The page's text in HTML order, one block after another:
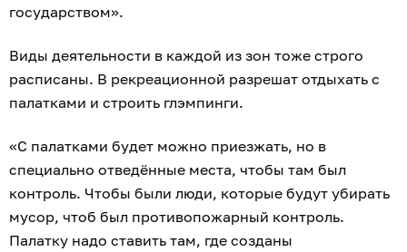
государством».
Виды деятельности в каждой из зон тоже строго
расписаны. В рекреационной разрешат отдыхать с
палатками и строить глэмпинги.
«С палатками будет можно приезжать, но в
специально отведённые места, чтобы там был
контроль. Чтобы были люди, которые будут убирать
мусор, чтоб был противопожарный контроль.
Палатку надо ставить там, где созданы